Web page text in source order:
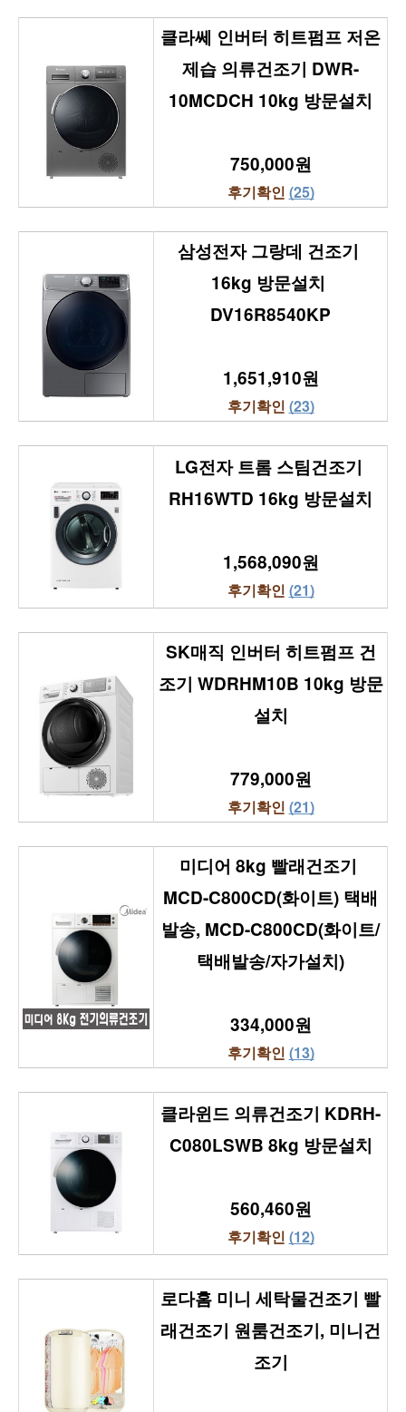
클라쎄 인버터 히트펌프 저온
제습 의류건조기 DWR-
10MCDCH 10kg 방문설치
750,000원
후기확인 (25)
삼성전자 그랑데 건조기
16kg 방문설치
DV16R8540KP
1,651,910원
후기확인 (23)
LG전자 트롬 스팀건조기
RH16WTD 16kg 방문설치
1,568,090원
후기확인 (21)
SK매직 인버터 히트펌프 건
조기 WDRHM10B 10kg 방문
설치
779,000원
후기확인 (21)
미디어 8kg 빨래건조기
MCD-C800CD(화이트) 택배
발송, MCD-C800CD(화이트/
택배발송/자가설치)
334,000원
후기확인 (13)
클라윈드 의류건조기 KDRH-
C080LSWB 8kg 방문설치
560,460원
후기확인 (12)
로다홈 미니 세탁물건조기 빨
래건조기 원룸건조기, 미니건
조기